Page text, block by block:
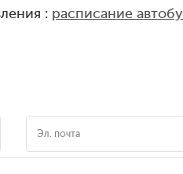
: расписание